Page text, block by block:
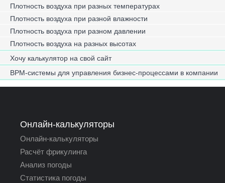
Плотность воздуха при разных температурах
Плотность воздуха при разной влажности
Плотность воздуха при разном давлении
Плотность воздуха на разных высотах
Хочу калькулятор на свой сайт
BPM-системы для управления бизнес-процессами в компании
Онлайн-калькуляторы
Онлайн-калькуляторы
Расчёт фрикулинга
Анализ погоды
Статистика погоды